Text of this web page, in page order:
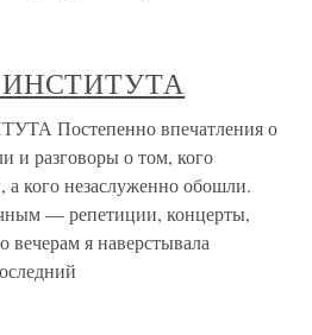
Постепенно впечатления о
и разговоры о том, кого
а кого незаслуженно обошли.
— репетиции, концерты,
я наверстывала